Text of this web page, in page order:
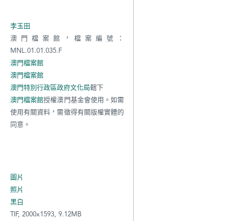
李玉田
澳門檔案館，檔案編號：
MNL.01.01.035.F
澳門檔案館
澳門檔案館
澳門特別行政區政府文化局轄下
澳門檔案館授權澳門基金會使用。如需
使用有關資料，需徵得有關版權實體的
同意。
圖片
照片
黑白
TIF, 2000x1593, 9.12MB